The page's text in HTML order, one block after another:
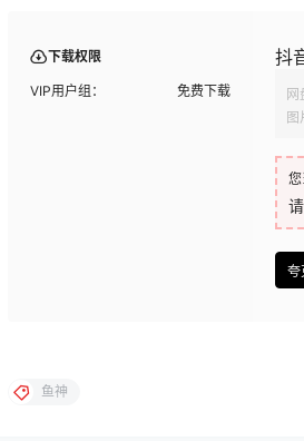
下载权限
VIP用户组： 免费下载
抖
网
图
夸
鱼神